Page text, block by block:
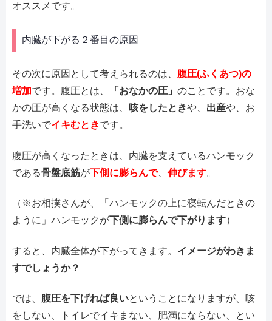
オススメ です。
内臓が下がる２番目の原因
その次に原因として考えられるのは、 腹圧(ふくあつ)の
増加です。腹圧とは、 「おなかの圧」 のことです。 おな
かの圧が高くなる状態は、 咳をしたときや、 出産や、お
手洗いでイキむときです。
腹圧が高くなったときは、内臓を支えているハンモック
である骨盤底筋が下側に膨らんで、 伸びます。
（※お相撲さんが、「ハンモックの上に寝転んだときの
ように」ハンモックが下側に膨らんで下がります）
すると、内臓全体が下がってきます。 イメージがわきま
すでしょうか？
では、 腹圧を下げれば良いということになりますが、咳
をしない、トイレでイキまない、肥満にならない、とい